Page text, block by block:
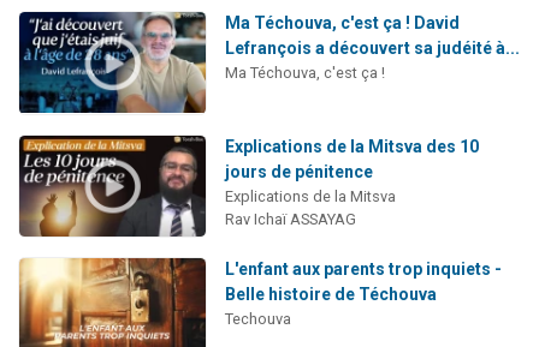
Ma Téchouva, c'est ça ! David
Lefrançois a découvert sa judéité à...
Ma Téchouva, c'est ça !
Explications de la Mitsva des 10
jours de pénitence
Explications de la Mitsva
Rav Ichaï ASSAYAG
L'enfant aux parents trop inquiets -
Belle histoire de Téchouva
Techouva